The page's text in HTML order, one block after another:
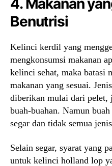
4. Makanan
Benutrisi
Kelinci kerdil yang
mengkonsumsi makanan
kelinci sehat, maka batasi
makanan yang sesuai.
diberikan mulai dari pelet,
buah-buahan. Namun
segar dan tidak semua
Selain segar, syarat yang
untuk kelinci holland lop